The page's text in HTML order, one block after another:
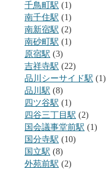
千鳥町駅 (1)
南千住駅 (1)
南新宿駅 (2)
南砂町駅 (1)
原宿駅 (3)
吉祥寺駅 (22)
品川シーサイド駅 (1)
品川駅 (8)
四ツ谷駅 (1)
四谷三丁目駅 (2)
国会議事堂前駅 (1)
国分寺駅 (10)
国立駅 (8)
外苑前駅 (2)